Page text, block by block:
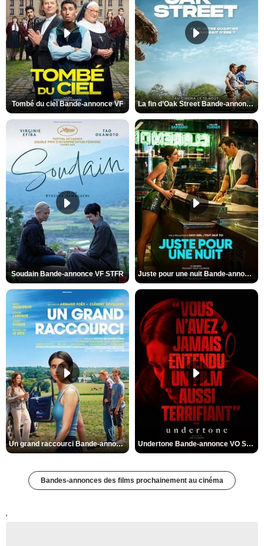
Tombé du ciel Bande-annonce VF La fin d’Oak Street Bande-annonce VO STFR
Soudain Bande-annonce VF STFR Juste pour une nuit Bande-annonce VO STFR
Un grand raccourci Bande-annonce VF Undertone Bande-annonce VO STFR
Bandes-annonces des films prochainement au cinéma
'